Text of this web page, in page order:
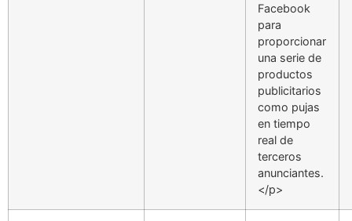
Facebook
para
proporcionar
una serie de
productos
publicitarios
como pujas
en tiempo
real de
terceros
anunciantes.
</p>